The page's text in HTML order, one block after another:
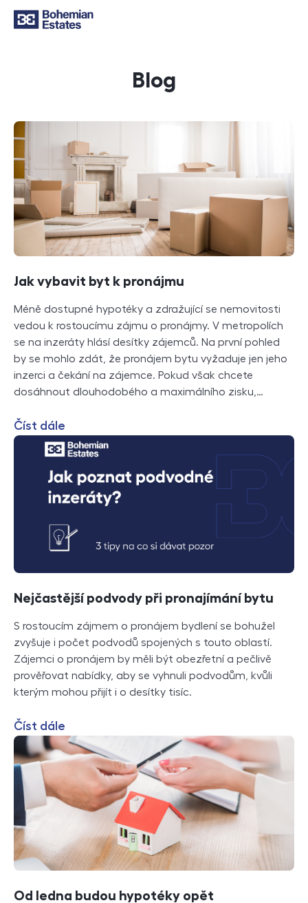
Blog
Jak vybavit byt k pronájmu
Méně dostupné hypotéky a zdražující se nemovitosti
vedou k rostoucímu zájmu o pronájmy. V metropolích
se na inzeráty hlásí desítky zájemců. Na první pohled
by se mohlo zdát, že pronájem bytu vyžaduje jen jeho
inzerci a čekání na zájemce. Pokud však chcete
dosáhnout dlouhodobého a maximálního zisku,…
Číst dále
Nejčastější podvody při pronajímání bytu
S rostoucím zájmem o pronájem bydlení se bohužel
zvyšuje i počet podvodů spojených s touto oblastí.
Zájemci o pronájem by měli být obezřetní a pečlivě
prověřovat nabídky, aby se vyhnuli podvodům, kvůli
kterým mohou přijít i o desítky tisíc.
Číst dále
Od ledna budou hypotéky opět